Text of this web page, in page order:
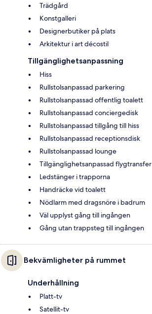
Trädgård
Konstgalleri
Designerbutiker på plats
Arkitektur i art décostil
Tillgänglighetsanpassning
Hiss
Rullstolsanpassad parkering
Rullstolsanpassad offentlig toalett
Rullstolsanpassad conciergedisk
Rullstolsanpassad tillgång till hiss
Rullstolsanpassad receptionsdisk
Rullstolsanpassad lounge
Tillgänglighetsanpassad flygtransfer
Ledstänger i trapporna
Handräcke vid toalett
Nödlarm med dragsnöre i badrum
Väl upplyst gång till ingången
Gång utan trappsteg till ingången
Bekvämligheter på rummet
Underhållning
Platt-tv
Satellit-tv